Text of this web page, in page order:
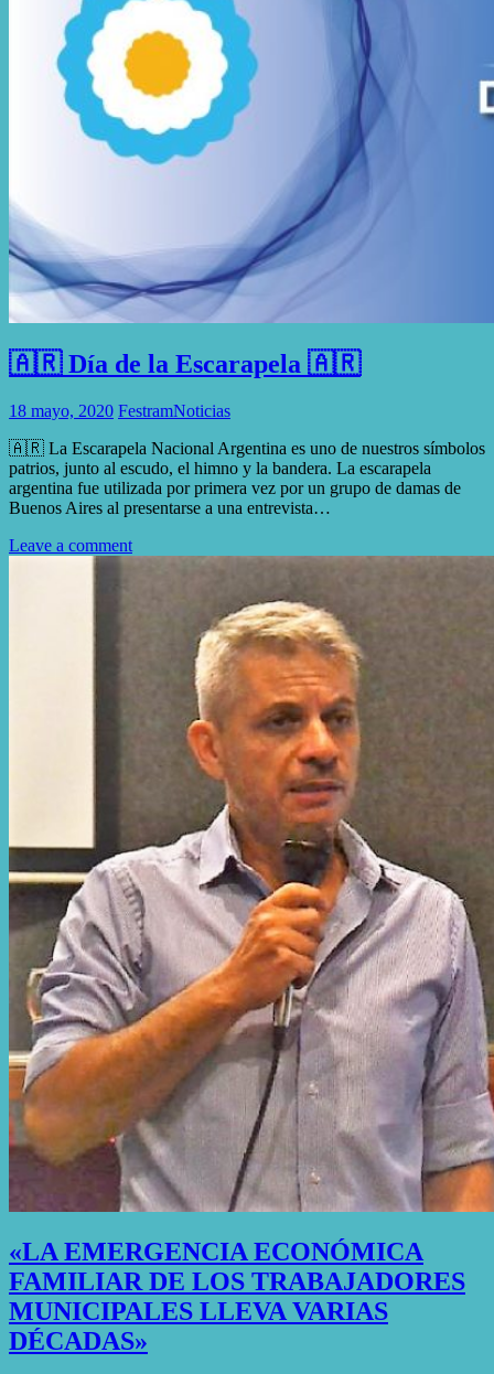
🇦🇷 Día de la Escarapela 🇦🇷
18 mayo, 2020 FestramNoticias
🇦🇷 La Escarapela Nacional Argentina es uno de nuestros símbolos
patrios, junto al escudo, el himno y la bandera. La escarapela
argentina fue utilizada por primera vez por un grupo de damas de
Buenos Aires al presentarse a una entrevista…
Leave a comment
«LA EMERGENCIA ECONÓMICA
FAMILIAR DE LOS TRABAJADORES
MUNICIPALES LLEVA VARIAS
DÉCADAS»